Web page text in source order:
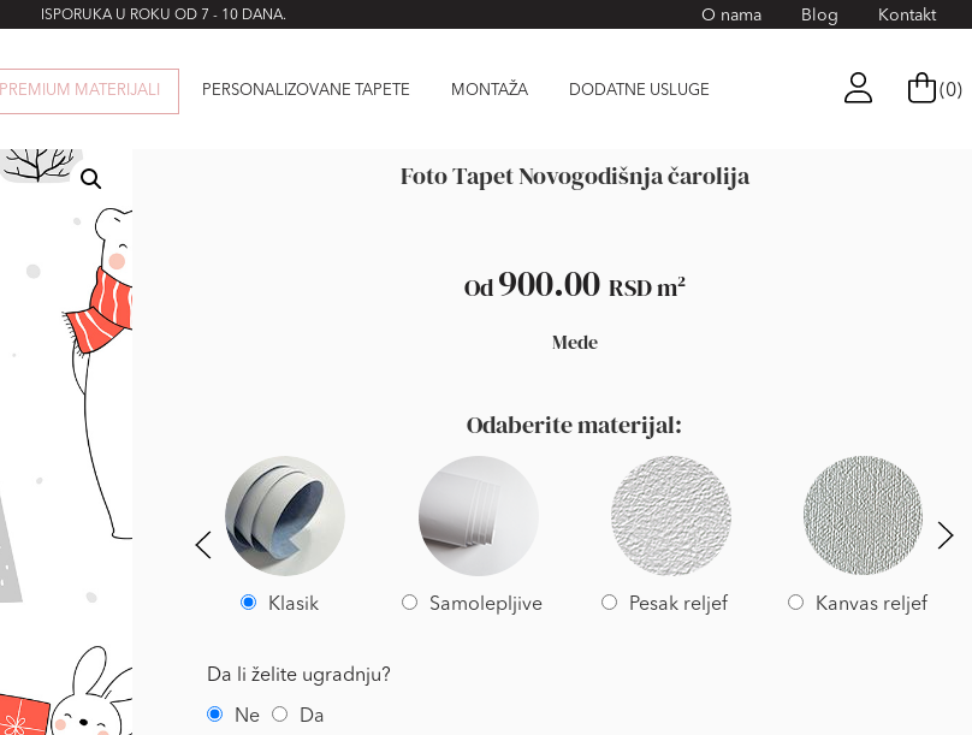
ISPORUKA U ROKU OD 7 - 10 DANA. O nama Blog Kontakt
PREMIUM MATERIJALI PERSONALIZOVANE TAPETE MONTAŽA DODATNE USLUGE (0)
Foto Tapet Novogodišnja čarolija
Od900.00 RSDm²
Mede
Odaberite materijal:
Klasik Samolepljive Pesak reljef Kanvas reljef
Da li želite ugradnju?
Ne Da